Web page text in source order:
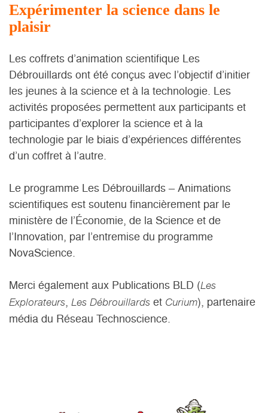
Expérimenter la science dans le
plaisir
Les coffrets d’animation scientifique Les
Débrouillards ont été conçus avec l’objectif d’initier
les jeunes à la science et à la technologie. Les
activités proposées permettent aux participants et
participantes d’explorer la science et à la
technologie par le biais d’expériences différentes
d’un coffret à l’autre.
Le programme Les Débrouillards – Animations
scientifiques est soutenu financièrement par le
ministère de l’Économie, de la Science et de
l’Innovation, par l’entremise du programme
NovaScience.
Merci également aux Publications BLD (Les
Explorateurs, Les Débrouillards et Curium), partenaire
média du Réseau Technoscience.